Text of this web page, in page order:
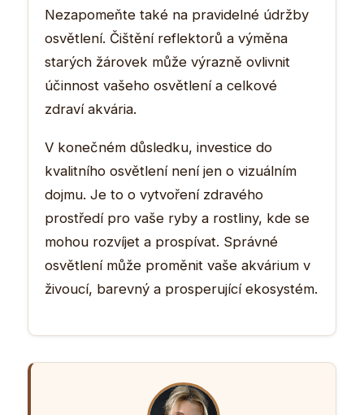
Nezapomeňte také na pravidelné údržby
osvětlení. Čištění reflektorů a výměna
starých žárovek může výrazně ovlivnit
účinnost vašeho osvětlení a celkové
zdraví akvária.
V konečném důsledku, investice do
kvalitního osvětlení není jen o vizuálním
dojmu. Je to o vytvoření zdravého
prostředí pro vaše ryby a rostliny, kde se
mohou rozvíjet a prospívat. Správné
osvětlení může proměnit vaše akvárium v
živoucí, barevný a prosperující ekosystém.